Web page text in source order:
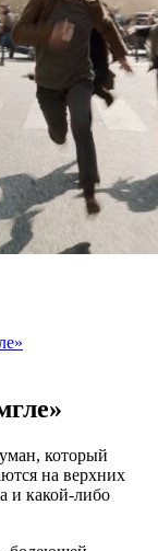
который
на верхних
и какой-либо